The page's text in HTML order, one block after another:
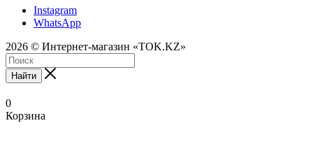
Instagram
WhatsApp
2026 © Интернет-магазин «TOK.KZ»
Найти
0
Корзина